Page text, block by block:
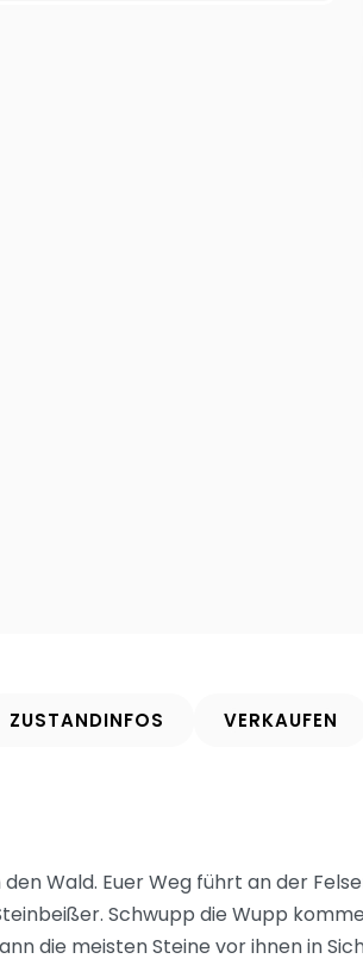
ZUSTANDINFOS VERKAUFEN
Wald. Euer Weg führt an der
Schwupp die Wupp
die meisten Steine vor ihnen in